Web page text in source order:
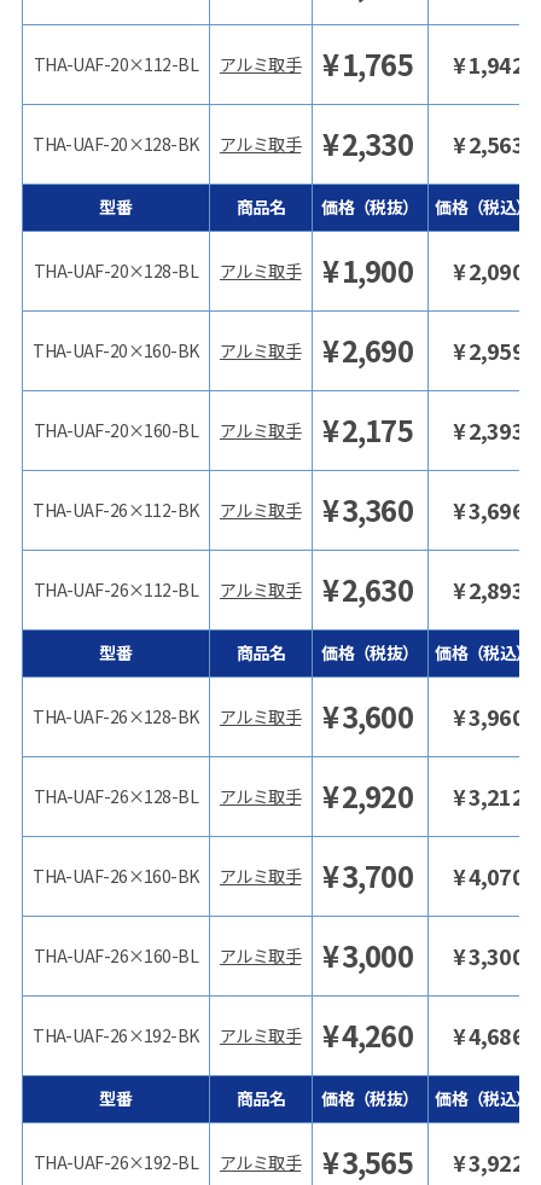
THA-UAF-20×112-BL
THA-UAF-20×128-BK
型番
THA-UAF-20×128-BL
THA-UAF-20×160-BK
THA-UAF-20×160-BL
THA-UAF-26×112-BK
THA-UAF-26×112-BL
型番
THA-UAF-26×128-BK
THA-UAF-26×128-BL
THA-UAF-26×160-BK
THA-UAF-26×160-BL
THA-UAF-26×192-BK
型番
THA-UAF-26×192-BL
アルミ取手 ¥1,765 ¥1,942
アルミ取手 ¥2,330 ¥2,563
商品名 価格（税抜） 価格（税込）
アルミ取手 ¥1,900 ¥2,090
アルミ取手 ¥2,690 ¥2,959
アルミ取手 ¥2,175 ¥2,393
アルミ取手 ¥3,360 ¥3,696
アルミ取手 ¥2,630 ¥2,893
商品名 価格（税抜） 価格（税込）
アルミ取手 ¥3,600 ¥3,960
アルミ取手 ¥2,920 ¥3,212
アルミ取手 ¥3,700 ¥4,070
アルミ取手 ¥3,000 ¥3,300
アルミ取手 ¥4,260 ¥4,686
商品名 価格（税抜） 価格（税込）
アルミ取手 ¥3,565 ¥3,922